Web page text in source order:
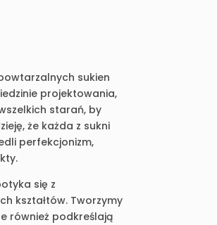
sukien
projektowania,
starań, by
że każda z sukni
perfekcjonizm,
się z
kształtów. Tworzymy
również podkreślają